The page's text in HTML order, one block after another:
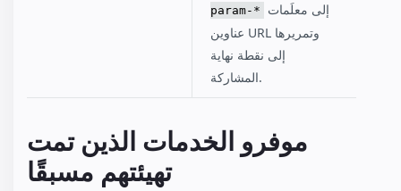
param-*
عناوين URL وتمريرها
إلى نقطة نهاية
المشاركة.
موفرو الخدمات الذين تمت
تهيئتهم مسبقًا